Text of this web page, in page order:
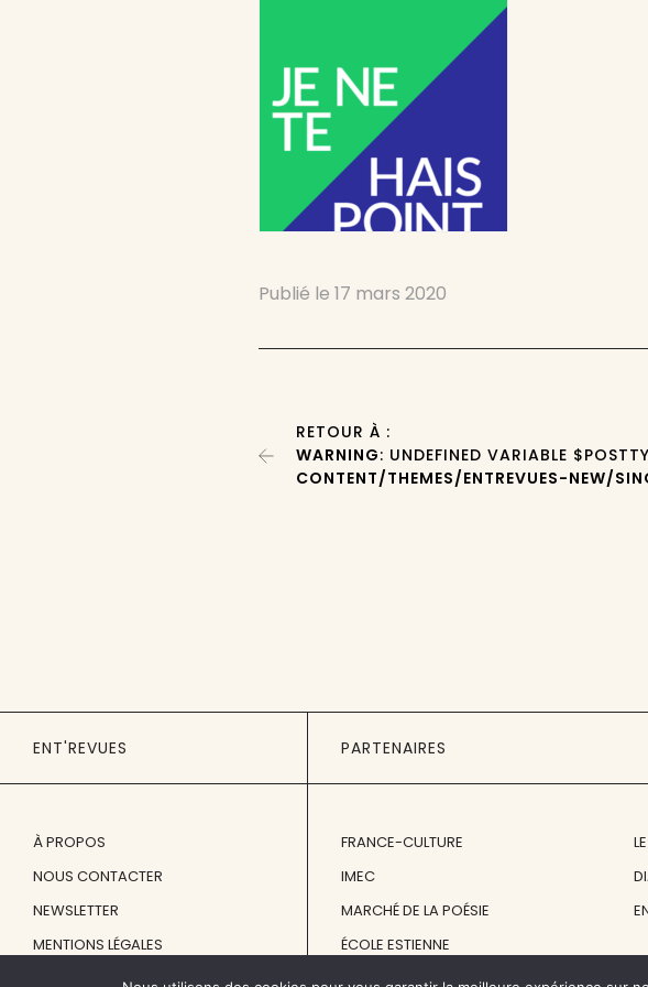
Publié le17 mars 2020
RETOUR À :
WARNING: UNDEFINED VARIABLE
CONTENT/THEMES/ENTREVUES-NEW/
ENT'REVUES
À PROPOS
NOUS CONTACTER
NEWSLETTER
MENTIONS LÉGALES
PARTENAIRES
FRANCE-CULTURE
IMEC
MARCHÉ DE LA POÉSIE
ÉCOLE ESTIENNE